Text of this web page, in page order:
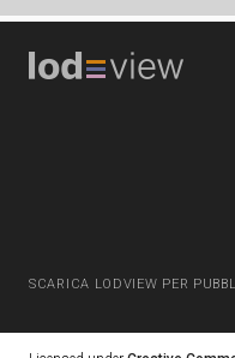
SCARICA LODVIEW PER